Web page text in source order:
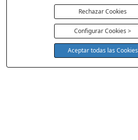
Rechazar Cookies
Configurar Cookies >
Aceptar todas las Cookies